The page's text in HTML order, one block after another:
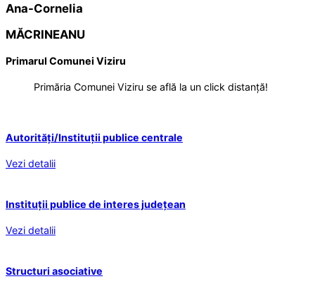
Ana-Cornelia
MĂCRINEANU
Primarul Comunei Viziru
Primăria Comunei Viziru se află la un click distanță!
Autorități/Instituții publice centrale
Vezi detalii
Instituții publice de interes județean
Vezi detalii
Structuri asociative